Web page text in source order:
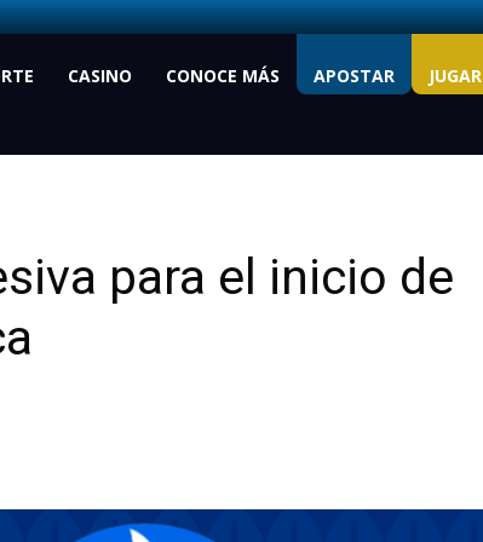
CASINO CONOCE MÁS APOSTAR JUGAR
para el inicio de